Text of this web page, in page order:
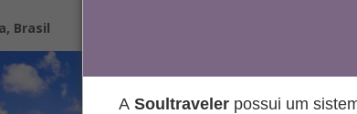
A Soultravelerpossui um
Brasil